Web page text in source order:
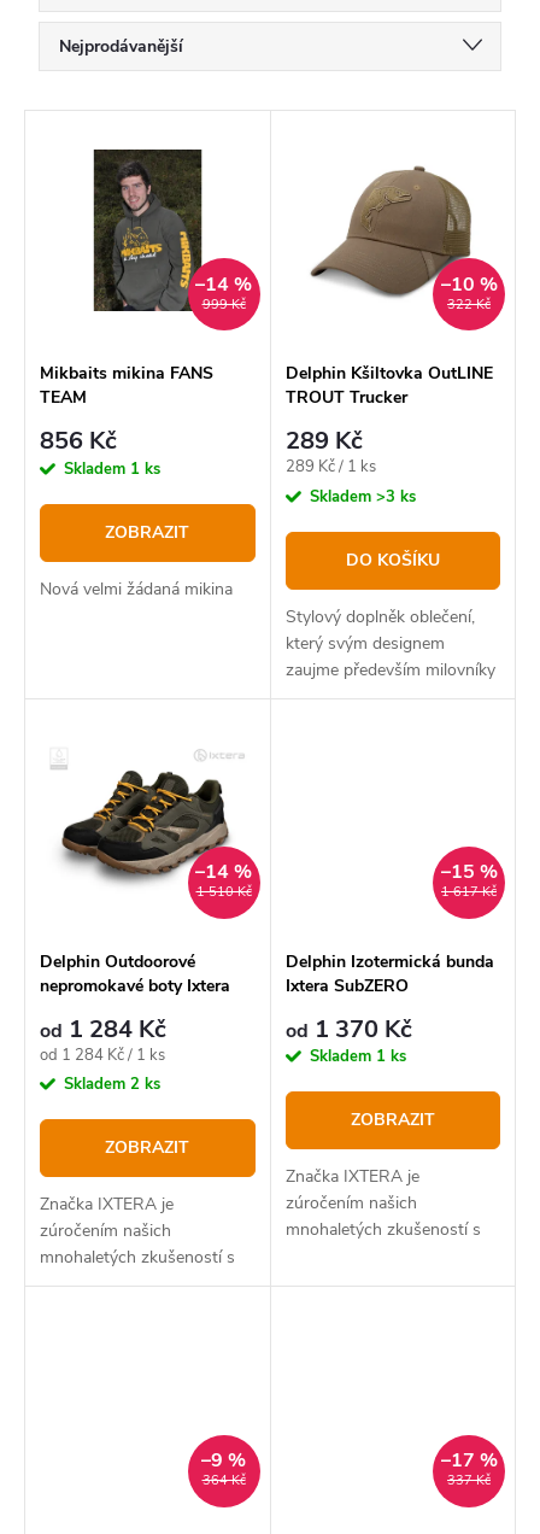
a
z
o
d
u
ů
Nejprodávanější
Nejdražší
Abecedně
r
o
d
u
t
999 Kč
–14 %
Mikbaits mikina FANS
TEAM
856 Kč
Skladem 1 ks
ZOBRAZIT
Nová velmi žádaná mikina
322 Kč
–10 %
Delphin Kšiltovka OutLINE
TROUT Trucker
289 Kč
Měrná
cena:
289 Kč / 1 ks
Skladem >3 ks
DO KOŠÍKU
Stylový doplněk oblečení,
který svým designem
zaujme především milovníky
lovu pstruhů.
1 510 Kč
–14 %
Delphin Outdoorové
nepromokavé boty Ixtera
od 1 284 Kč
Měrná
cena:
od 1 284 Kč / 1 ks
Skladem 2 ks
ZOBRAZIT
Značka IXTERA je
zúročením našich
mnohaletých zkušeností s
vývojem a testováním
1 617 Kč
–15 %
Delphin Izotermická bunda
Ixtera SubZERO
od 1 370 Kč
Skladem 1 ks
ZOBRAZIT
Značka IXTERA je
zúročením našich
mnohaletých zkušeností s
produktů určených pro
364 Kč
–9 %
337 Kč
–17 %